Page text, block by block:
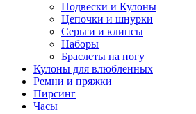
Подвески и Кулоны
Цепочки и шнурки
Серьги и клипсы
Наборы
Браслеты на ногу
Кулоны для влюбленных
Ремни и пряжки
Пирсинг
Часы